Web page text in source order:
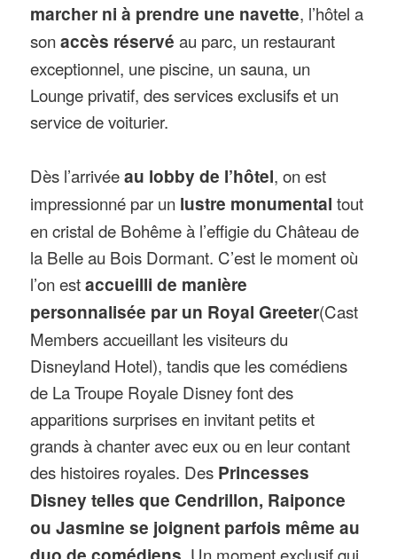
marcher ni à prendre une navette, l’hôtel a
sonaccès réservé au parc, un restaurant
exceptionnel, une piscine, un sauna, un
Lounge privatif, des services exclusifs et un
service de voiturier.
Dès l’arrivéeau lobby de l’hôtel, on est
impressionné par un lustre monumental tout
en cristal de Bohême à l’effigie du Château de
la Belle au Bois Dormant. C’est le moment où
l’on estaccueilli de manière
personnalisée par un Royal Greeter(Cast
Members accueillant les visiteurs du
Disneyland Hotel), tandis que les comédiens
de La Troupe Royale Disney font des
apparitions surprises en invitant petits et
grands à chanter avec eux ou en leur contant
des histoires royales. Des Princesses
Disney telles que Cendrillon, Raiponce
ou Jasmine se joignent parfois même au
. Un moment exclusif qui